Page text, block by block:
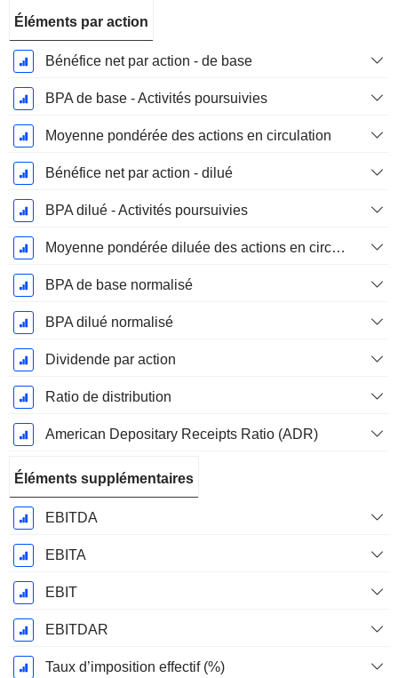
Éléments par action
Bénéfice net par action - de base
BPA de base - Activités poursuivies
Moyenne pondérée des actions en circulation
Bénéfice net par action - dilué
BPA dilué - Activités poursuivies
Moyenne pondérée diluée des actions en circulation
BPA de base normalisé
BPA dilué normalisé
Dividende par action
Ratio de distribution
American Depositary Receipts Ratio (ADR)
Éléments supplémentaires
EBITDA
EBITA
EBIT
EBITDAR
Taux d’imposition effectif (%)